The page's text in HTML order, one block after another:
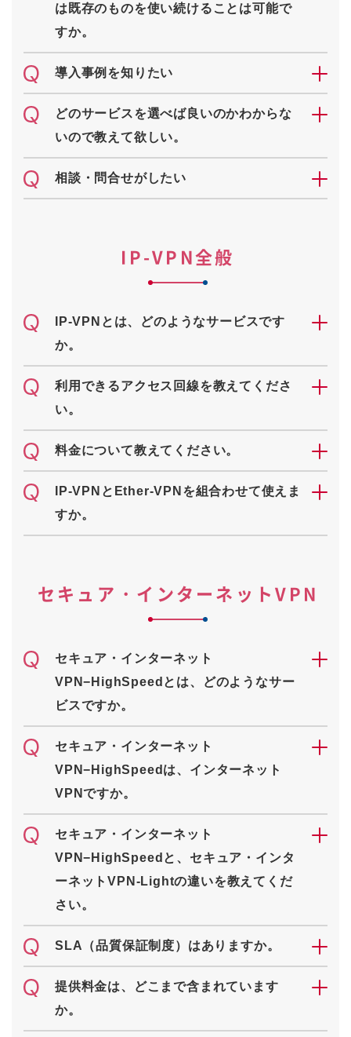
は既存のものを使い続けることは可能で
すか。
導入事例を知りたい
どのサービスを選べば良いのかわからな
いので教えて欲しい。
相談・問合せがしたい
IP-VPN全般
IP-VPNとは、どのようなサービスです
か。
利用できるアクセス回線を教えてくださ
い。
料金について教えてください。
IP-VPNとEther-VPNを組合わせて使えま
すか。
セキュア・インターネットVPN
セキュア・インターネット
VPN−HighSpeedとは、どのようなサー
ビスですか。
セキュア・インターネット
VPN−HighSpeedは、インターネット
VPNですか。
セキュア・インターネット
VPN−HighSpeedと、セキュア・インタ
ーネットVPN-Lightの違いを教えてくだ
さい。
SLA（品質保証制度）はありますか。
提供料金は、どこまで含まれています
か。